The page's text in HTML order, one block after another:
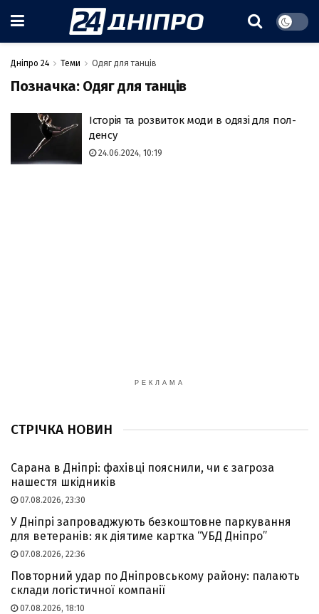
Дніпро 24 Теми Одяг для танців
Позначка: Одяг для танців
Історія та розвиток моди в одязі для пол-
денсу
24.06.2024, 10:19
РЕКЛАМА
СТРІЧКА НОВИН
Сарана в Дніпрі: фахівці пояснили, чи є загроза
нашестя шкідників
07.08.2026, 23:30
У Дніпрі запроваджують безкоштовне паркування
для ветеранів: як діятиме картка “УБД Дніпро”
07.08.2026, 22:36
Повторний удар по Дніпровському району: палають
склади логістичної компанії
07.08.2026, 18:10